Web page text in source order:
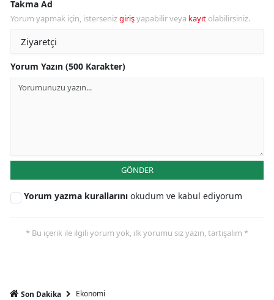
Takma Ad
Yorum yapmak için, istersenizgirişyapabilir veya kayıt olabilirsiniz.
Yorum Yazın (500 Karakter)
GÖNDER
Yorum yazma kurallarını okudum ve kabul ediyorum
* Bu içerik ile ilgili yorum yok, ilk yorumu siz yazın, tartışalım *
Son Dakika Ekonomi